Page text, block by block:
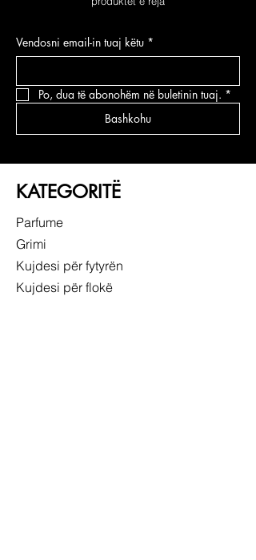
Vendosni email-in tuaj këtu *
Po, dua të abonohëm në buletinin tuaj. *
Bashkohu
KATEGORITË
Parfume
Grimi
Kujdesi për fytyrën
Kujdesi për flokë